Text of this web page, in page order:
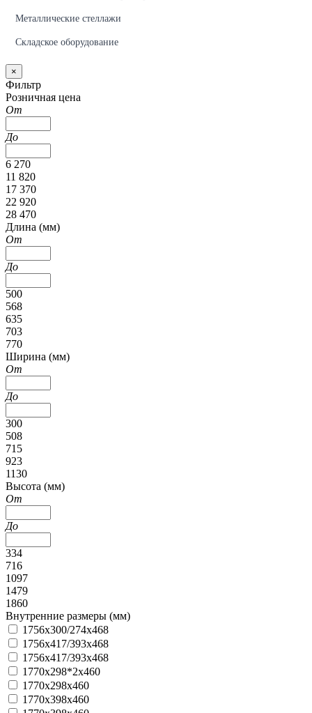
Металлические стеллажи
Складское оборудование
×
Фильтр
Розничная цена
От
До
6 270
11 820
17 370
22 920
28 470
Длина (мм)
От
До
500
568
635
703
770
Ширина (мм)
От
До
300
508
715
923
1130
Высота (мм)
От
До
334
716
1097
1479
1860
Внутренние размеры (мм)
1756x300/274x468
1756x417/393x468
1756x417/393x468
1770x298*2x460
1770x298x460
1770x398x460